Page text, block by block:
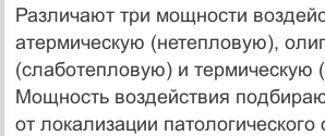
Различают три мощности
атермическую (нетепловую),
(слаботепловую) и термическую
Мощность воздействия
от локализации патологического